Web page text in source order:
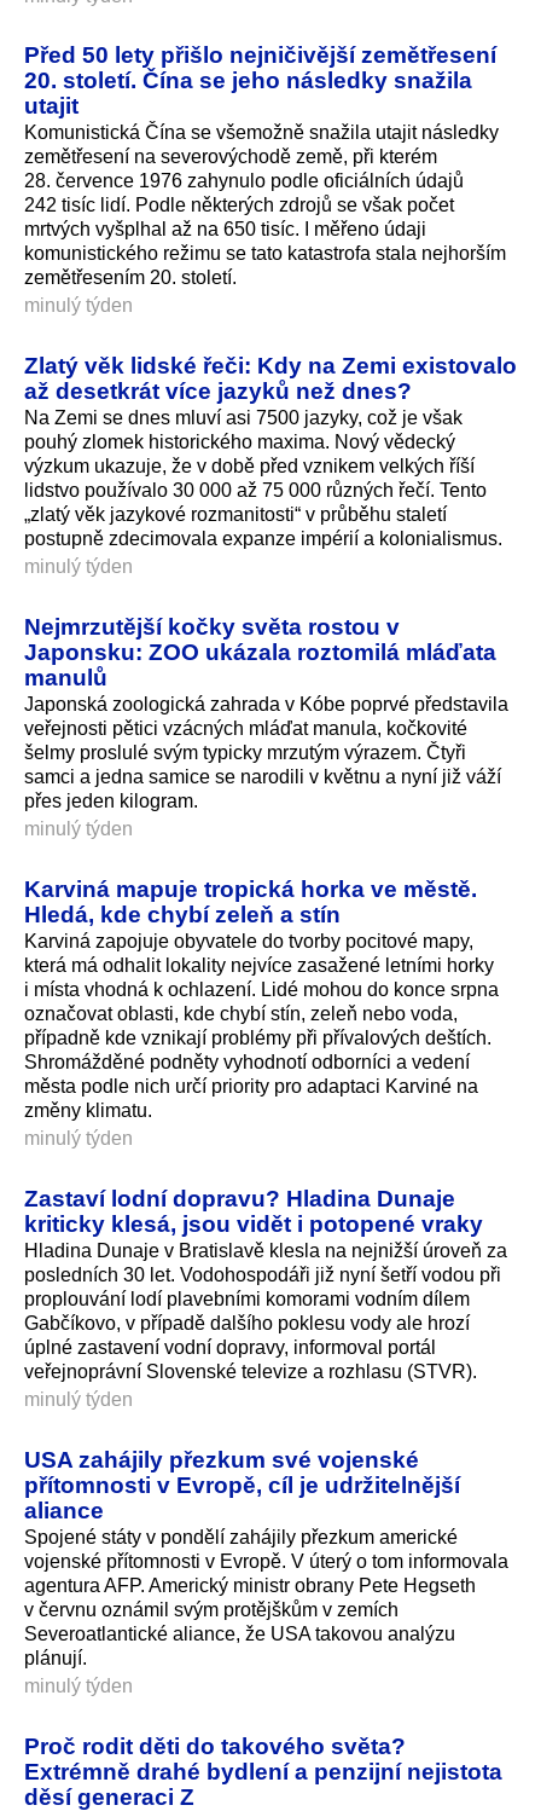
Před 50 lety přišlo nejničivější zemětřesení
20. století. Čína se jeho následky snažila
utajit
Komunistická Čína se všemožně snažila utajit následky
zemětřesení na severovýchodě země, při kterém
28. července 1976 zahynulo podle oficiálních údajů
242 tisíc lidí. Podle některých zdrojů se však počet
mrtvých vyšplhal až na 650 tisíc. I měřeno údaji
komunistického režimu se tato katastrofa stala nejhorším
zemětřesením 20. století.
minulý týden
Zlatý věk lidské řeči: Kdy na Zemi existovalo
až desetkrát více jazyků než dnes?
Na Zemi se dnes mluví asi 7500 jazyky, což je však
pouhý zlomek historického maxima. Nový vědecký
výzkum ukazuje, že v době před vznikem velkých říší
lidstvo používalo 30 000 až 75 000 různých řečí. Tento
„zlatý věk jazykové rozmanitosti“ v průběhu staletí
postupně zdecimovala expanze impérií a kolonialismus.
minulý týden
Nejmrzutější kočky světa rostou v
Japonsku: ZOO ukázala roztomilá mláďata
manulů
Japonská zoologická zahrada v Kóbe poprvé představila
veřejnosti pětici vzácných mláďat manula, kočkovité
šelmy proslulé svým typicky mrzutým výrazem. Čtyři
samci a jedna samice se narodili v květnu a nyní již váží
přes jeden kilogram.
minulý týden
Karviná mapuje tropická horka ve městě.
Hledá, kde chybí zeleň a stín
Karviná zapojuje obyvatele do tvorby pocitové mapy,
která má odhalit lokality nejvíce zasažené letními horky
i místa vhodná k ochlazení. Lidé mohou do konce srpna
označovat oblasti, kde chybí stín, zeleň nebo voda,
případně kde vznikají problémy při přívalových deštích.
Shromážděné podněty vyhodnotí odborníci a vedení
města podle nich určí priority pro adaptaci Karviné na
změny klimatu.
minulý týden
Zastaví lodní dopravu? Hladina Dunaje
kriticky klesá, jsou vidět i potopené vraky
Hladina Dunaje v Bratislavě klesla na nejnižší úroveň za
posledních 30 let. Vodohospodáři již nyní šetří vodou při
proplouvání lodí plavebními komorami vodním dílem
Gabčíkovo, v případě dalšího poklesu vody ale hrozí
úplné zastavení vodní dopravy, informoval portál
veřejnoprávní Slovenské televize a rozhlasu (STVR).
minulý týden
USA zahájily přezkum své vojenské
přítomnosti v Evropě, cíl je udržitelnější
aliance
Spojené státy v pondělí zahájily přezkum americké
vojenské přítomnosti v Evropě. V úterý o tom informovala
agentura AFP. Americký ministr obrany Pete Hegseth
v červnu oznámil svým protějškům v zemích
Severoatlantické aliance, že USA takovou analýzu
plánují.
minulý týden
Proč rodit děti do takového světa?
Extrémně drahé bydlení a penzijní nejistota
děsí generaci Z